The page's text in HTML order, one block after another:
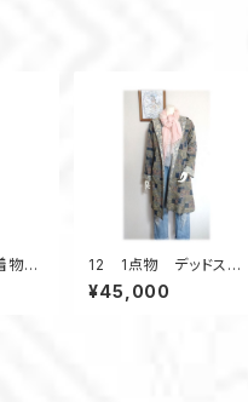
リ
12 1点物 デッドスト
ック大島紬 リバーシブ
ルAラインコート 羽織
¥45,000